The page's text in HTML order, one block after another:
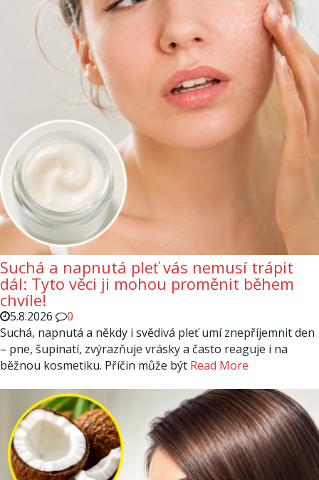
Suchá a napnutá pleť vás nemusí trápit
dál: Tyto věci ji mohou proměnit během
chvíle!
5.8.2026
0
Suchá, napnutá a někdy i svědivá pleť umí znepříjemnit den
– pne, šupinatí, zvýrazňuje vrásky a často reaguje i na
běžnou kosmetiku. Příčin může být Read More